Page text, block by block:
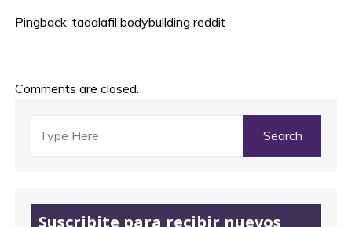
Pingback:tadalafil bodybuilding reddit
Comments are closed.
Suscribite para recibir nuevos